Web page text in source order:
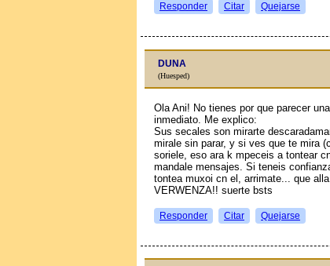
Responder Citar Quejarse
DUNA
(Huesped)
Ola Ani! No tienes por que parecer
inmediato. Me explico:
Sus seсales son mirarte
mirale sin parar, y si ves que te mira
soriele, eso ara k mpeceis a tontear
mandale mensajes. Si teneis
tontea muxoi cn el, arrimate... que
VERWENZA!! suerte bsts
Responder Citar Quejarse